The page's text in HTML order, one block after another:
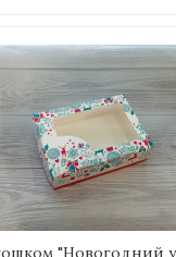
"Новогодний